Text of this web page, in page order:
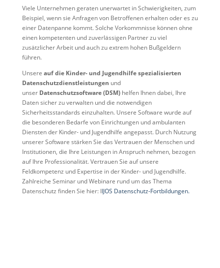
Viele Unternehmen geraten unerwartet in Schwierigkeiten, zum
Beispiel, wenn sie Anfragen von Betroffenen erhalten oder es zu
einer Datenpanne kommt. Solche Vorkommnisse können ohne
einen kompetenten und zuverlässigen Partner zu viel
zusätzlicher Arbeit und auch zu extrem hohen Bußgeldern
führen.
Unsere auf die Kinder- und Jugendhilfe spezialisierten
Datenschutzdienstleistungen und
unser Datenschutzsoftware (DSM)helfen Ihnen dabei, Ihre
Daten sicher zu verwalten und die notwendigen
Sicherheitsstandards einzuhalten. Unsere Software wurde auf
die besonderen Bedarfe von Einrichtungen und ambulanten
Diensten der Kinder- und Jugendhilfe angepasst. Durch Nutzung
unserer Software stärken Sie das Vertrauen der Menschen und
Institutionen, die Ihre Leistungen in Anspruch nehmen, bezogen
auf Ihre Professionalität. Vertrauen Sie auf unsere
Feldkompetenz und Expertise in der Kinder- und Jugendhilfe.
Zahlreiche Seminar und Webinare rund um das Thema
Datenschutz finden Sie hier: IIJOS Datenschutz-Fortbildungen.